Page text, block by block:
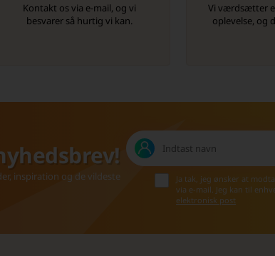
Kontakt os via e-mail, og vi
besvarer så hurtig vi kan.
Vi værdsætter
oplevelse, og
inspiration og de vildeste
Ja tak, jeg ønsker at
via e-mail. Jeg kan til
elektronisk post